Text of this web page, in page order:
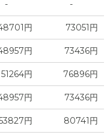
- -
円 73051円
円 73436円
51264円 76896円
円 73436円
円 80741円